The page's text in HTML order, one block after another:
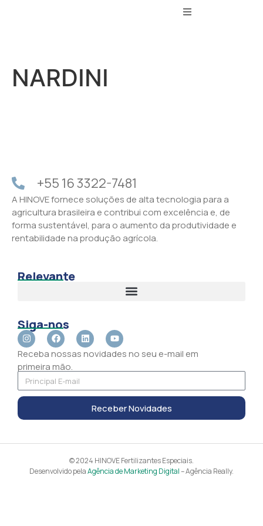
NARDINI
+55 16 3322-7481
A HINOVE fornece soluções de alta tecnologia para a
agricultura brasileira e contribui com excelência e, de
forma sustentável, para o aumento da produtividade e
rentabilidade na produção agrícola.
Relevante
Siga-nos
Receba nossas novidades no seu e-mail em
primeira mão.
Receber Novidades
© 2024 HINOVE Fertilizantes Especiais.
Desenvolvido pelaAgência de Marketing Digital– Agência Really.